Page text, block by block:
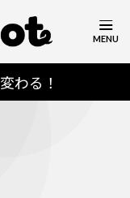
わる！
MENU